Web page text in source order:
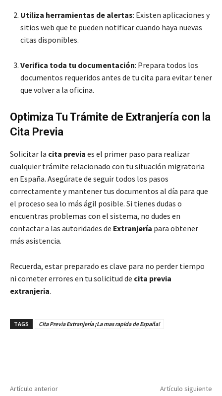
Utiliza herramientas de alertas: Existen aplicaciones y
sitios web que te pueden notificar cuando haya nuevas
citas disponibles.
Verifica toda tu documentación: Prepara todos los
documentos requeridos antes de tu cita para evitar tener
que volver a la oficina.
Optimiza Tu Trámite de Extranjería con la
Cita Previa
Solicitar la cita previa es el primer paso para realizar
cualquier trámite relacionado con tu situación migratoria
en España. Asegúrate de seguir todos los pasos
correctamente y mantener tus documentos al día para que
el proceso sea lo más ágil posible. Si tienes dudas o
encuentras problemas con el sistema, no dudes en
contactar a las autoridades de Extranjería para obtener
más asistencia.
Recuerda, estar preparado es clave para no perder tiempo
ni cometer errores en tu solicitud de cita previa
extranjeria.
TAGS Cita Previa Extranjería ¡La mas rapida de España!
Artículo anterior Artículo siguiente